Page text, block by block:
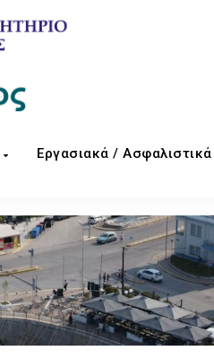
Εργασιακά / Ασφαλιστικά